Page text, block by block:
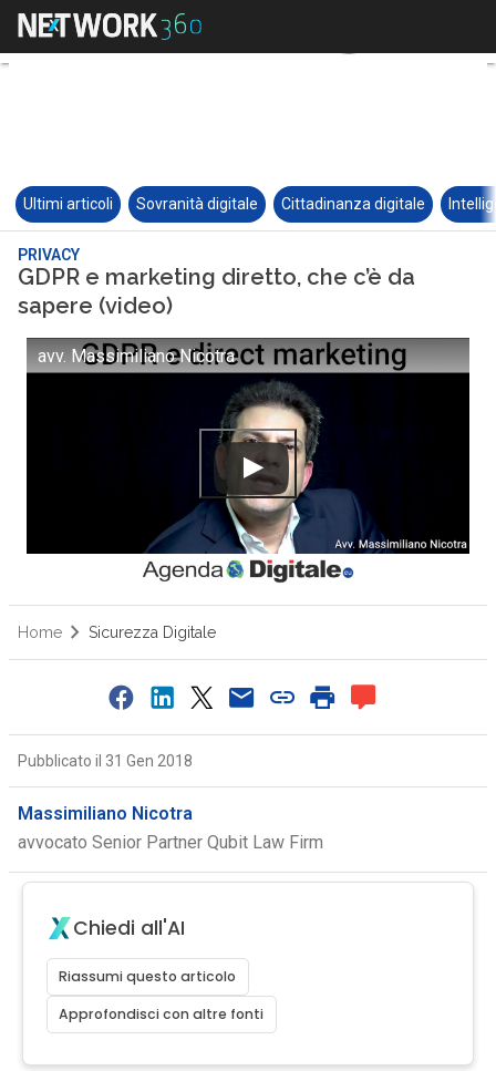
Ultimi articoli Sovranità digitale Cittadinanza digitale
PRIVACY
GDPR e marketing diretto, che c’è da
sapere (video)
avv. Massimiliano Nicotra
Home Sicurezza Digitale
Pubblicato il 31 Gen 2018
Massimiliano Nicotra
avvocato Senior Partner Qubit Law Firm
Chiedi all'AI
Riassumi questo articolo
Approfondisci con altre fonti